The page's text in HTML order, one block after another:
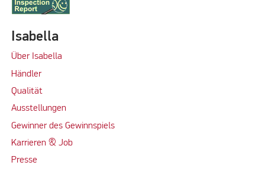
Isabella
Über Isabella
Händler
Qualität
Ausstellungen
Gewinner des Gewinnspiels
Karrieren & Job
Presse